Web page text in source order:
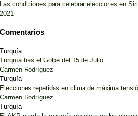
Las condiciones para celebrar elecciones en
2021
Comentarios
Turquía
Turquía tras el Golpe del 15 de Julio
Carmen Rodríguez
Turquía
Elecciones repetidas en clima de máxima
Carmen Rodríguez
Turquía